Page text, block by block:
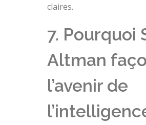
claires.
7. Pourquoi
Altman
l’avenir de